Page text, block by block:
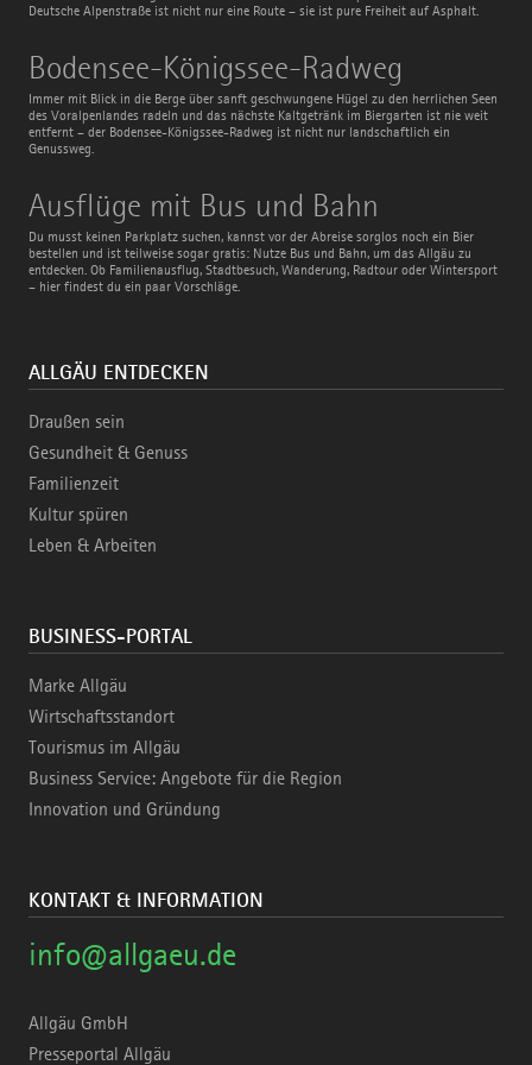
Deutsche Alpenstraße ist nicht nur eine Route – sie ist pure Freiheit auf Asphalt.
Bodensee-Königssee-Radweg
Immer mit Blick in die Berge über sanft geschwungene Hügel zu den herrlichen Seen
des Voralpenlandes radeln und das nächste Kaltgetränk im Biergarten ist nie weit
entfernt – der Bodensee-Königssee-Radweg ist nicht nur landschaftlich ein
Genussweg.
Bodensee-
Königssee-
Radweg
Ausflüge mit Bus und Bahn
Du musst keinen Parkplatz suchen, kannst vor der Abreise sorglos noch ein Bier
bestellen und ist teilweise sogar gratis: Nutze Bus und Bahn, um das Allgäu zu
entdecken. Ob Familienausflug, Stadtbesuch, Wanderung, Radtour oder Wintersport
– hier findest du ein paar Vorschläge.
Ausflüge
mit
Bus
und
Bahn
ALLGÄU ENTDECKEN
Draußen sein
Gesundheit & Genuss
Familienzeit
Kultur spüren
Leben & Arbeiten
BUSINESS-PORTAL
Marke Allgäu
Wirtschaftsstandort
Tourismus im Allgäu
Business Service: Angebote für die Region
Innovation und Gründung
KONTAKT & INFORMATION
info@allgaeu.de
Allgäu GmbH
Presseportal Allgäu